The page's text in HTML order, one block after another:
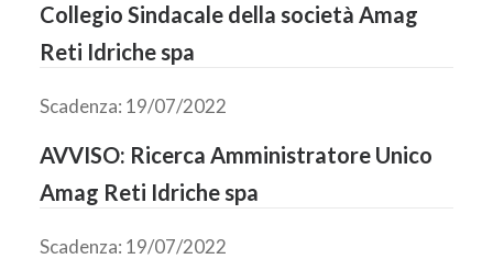
Collegio Sindacale della società Amag
Reti Idriche spa
Scadenza: 19/07/2022
AVVISO: Ricerca Amministratore Unico
Amag Reti Idriche spa
Scadenza: 19/07/2022